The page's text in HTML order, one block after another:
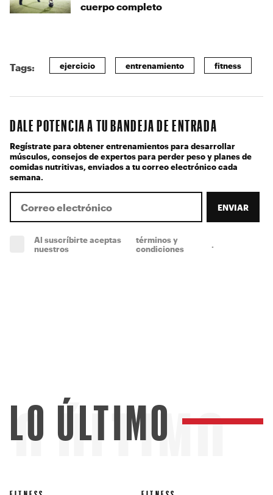
cuerpo completo
Tags: ejercicio entrenamiento fitness
DALE POTENCIA A TU BANDEJA DE ENTRADA
Regístrate para obtener entrenamientos para desarrollar
músculos, consejos de expertos para perder peso y planes de
comidas nutritivas, enviados a tu correo electrónico cada
semana.
ENVIAR
Al suscríbirte aceptas
nuestros
términos y
condiciones
ÚLTIMO
LO ÚLTIMO